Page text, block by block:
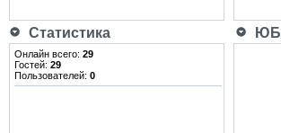
Статистика
Онлайн всего: 29
Гостей: 29
Пользователей: 0